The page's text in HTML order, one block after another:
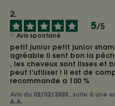
5/5
Avis spontané
petit junior petit junior
agréable il sent bon la
, les cheveux sont lisses et
peut l’utiliser ! il est de
recommande a 100 %
Avis du 02/02/2023 , suite à une
A.A.